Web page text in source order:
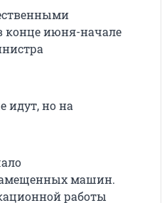
конце июня-начале
идут, но на
машин.
работы